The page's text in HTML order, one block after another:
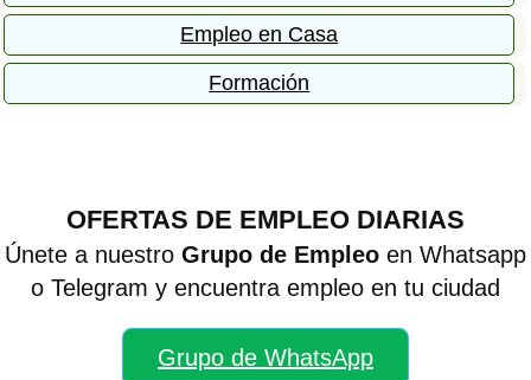
Empleo en Casa
Formación
OFERTAS DE EMPLEO DIARIAS
Únete a nuestro Grupo de Empleo en Whatsapp
o Telegram y encuentra empleo en tu ciudad
Grupo de WhatsApp